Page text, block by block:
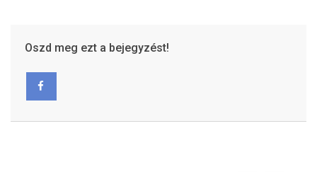
Oszd meg ezt a bejegyzést!